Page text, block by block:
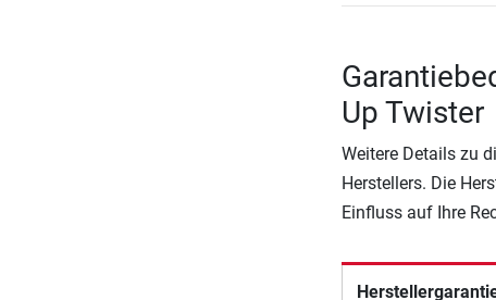
Up Twister
Weitere Details zu
Herstellers. Die
Einfluss auf Ihre